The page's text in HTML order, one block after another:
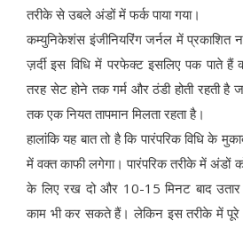
तरीके से उबले अंडों में फर्क पाया गया।
कम्युनिकेशंस इंजीनियरिंग जर्नल में प्रकाशित
ज़र्दी इस विधि में परफेक्ट इसलिए पक पाते
तरह सेट होने तक गर्म और ठंडी होती रहती है
तक एक नियत तापमान मिलता रहता है।
हालांकि यह बात तो है कि पारंपरिक विधि के
में वक्त काफी लगेगा। पारंपरिक तरीके में अंडों
के लिए रख दो और 10-15 मिनट बाद
काम भी कर सकते हैं। लेकिन इस तरीके में पूरे